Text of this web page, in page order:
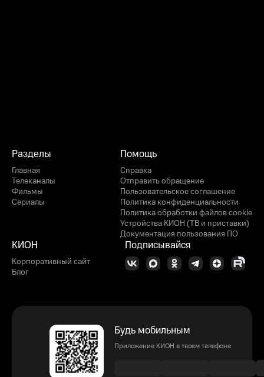
Разделы
Главная
Телеканалы
Фильмы
Сериалы
Помощь
Справка
Отправить обращение
Пользовательское соглашение
Политика конфиденциальности
Политика обработки файлов cookie
Устройства КИОН (ТВ и приставки)
Документация пользования ПО
КИОН
Корпоративный сайт
Блог
Подписывайся
Будь мобильным
Приложение КИОН в твоем телефоне